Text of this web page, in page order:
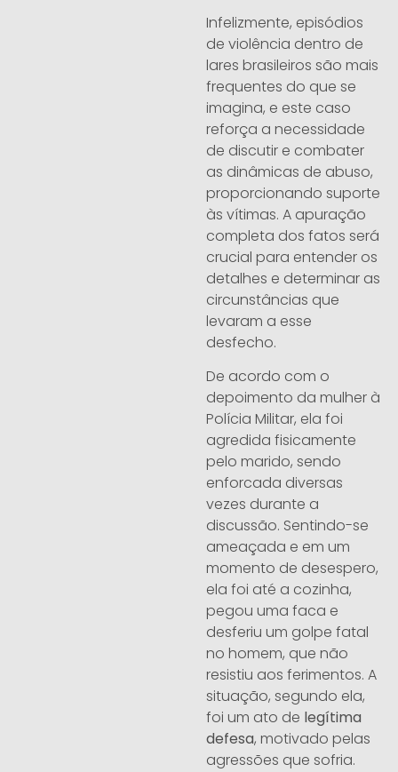
Infelizmente, episódios
de violência dentro de
lares brasileiros são mais
frequentes do que se
imagina, e este caso
reforça a necessidade
de discutir e combater
as dinâmicas de abuso,
proporcionando suporte
às vítimas. A apuração
completa dos fatos será
crucial para entender os
detalhes e determinar as
circunstâncias que
levaram a esse
desfecho.
De acordo com o
depoimento da mulher à
Polícia Militar, ela foi
agredida fisicamente
pelo marido, sendo
enforcada diversas
vezes durante a
discussão. Sentindo-se
ameaçada e em um
momento de desespero,
ela foi até a cozinha,
pegou uma faca e
desferiu um golpe fatal
no homem, que não
resistiu aos ferimentos. A
situação, segundo ela,
foi um ato de legítima
defesa, motivado pelas
agressões que sofria.